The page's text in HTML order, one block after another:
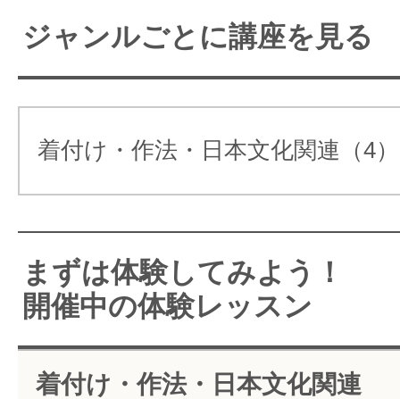
ス便利
初めての方もブランクの空
お仕事帰りでも！体験レッスン
無料体験レッスンです。
実際の生徒さんのお手前を見学し
っておりますので事前にご連絡下
ジャンルごとに講座を見る
着付け・作法・日本文化関連（4）
まずは体験してみよう！
開催中の体験レッスン
着付け・作法・日本文化関連